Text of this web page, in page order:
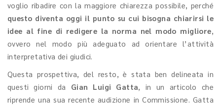
voglio ribadire con la maggiore chiarezza possibile, perché
questo diventa oggi il punto su cui bisogna chiarirsi le
idee al fine di redigere la norma nel modo migliore,
ovvero nel modo più adeguato ad orientare l’attività
interpretativa dei giudici.
Questa prospettiva, del resto, è stata ben delineata in
questi giorni da Gian Luigi Gatta, in un articolo che
riprende una sua recente audizione in Commissione. Gatta